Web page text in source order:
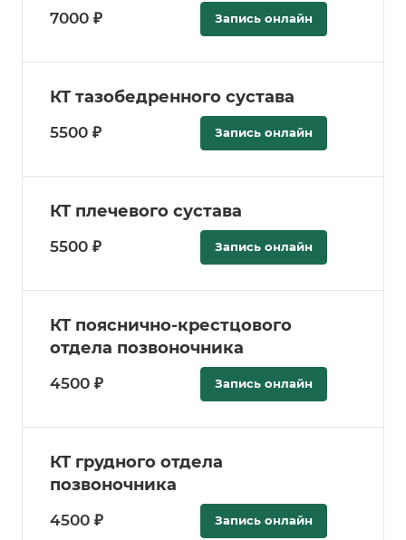
7000 ₽ Запись онлайн
КТ тазобедренного сустава
5500 ₽ Запись онлайн
КТ плечевого сустава
5500 ₽ Запись онлайн
КТ пояснично-крестцового
отдела позвоночника
4500 ₽ Запись онлайн
КТ грудного отдела
позвоночника
4500 ₽ Запись онлайн